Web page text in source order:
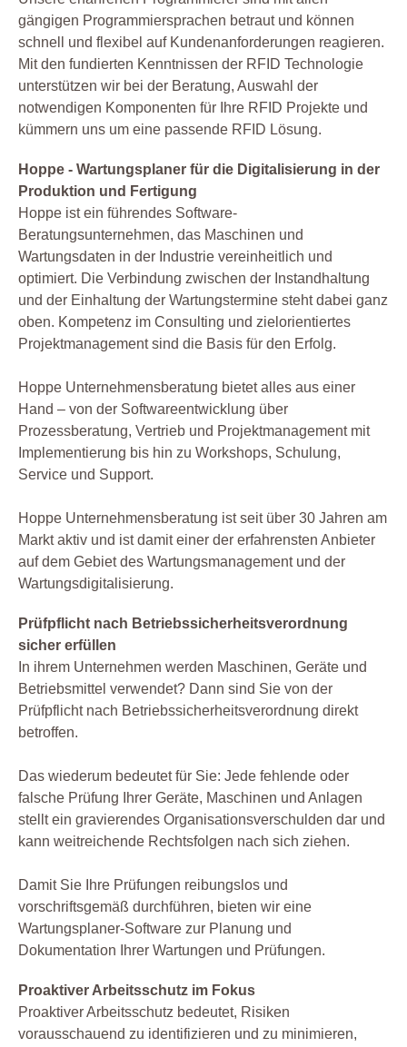
gängigen Programmiersprachen betraut und können
schnell und flexibel auf Kundenanforderungen reagieren.
Mit den fundierten Kenntnissen der RFID Technologie
unterstützen wir bei der Beratung, Auswahl der
notwendigen Komponenten für Ihre RFID Projekte und
kümmern uns um eine passende RFID Lösung.
Hoppe - Wartungsplaner für die Digitalisierung in der
Produktion und Fertigung
Hoppe ist ein führendes Software-
Beratungsunternehmen, das Maschinen und
Wartungsdaten in der Industrie vereinheitlich und
optimiert. Die Verbindung zwischen der Instandhaltung
und der Einhaltung der Wartungstermine steht dabei ganz
oben. Kompetenz im Consulting und zielorientiertes
Projektmanagement sind die Basis für den Erfolg.
Hoppe Unternehmensberatung bietet alles aus einer
Hand – von der Softwareentwicklung über
Prozessberatung, Vertrieb und Projektmanagement mit
Implementierung bis hin zu Workshops, Schulung,
Service und Support.
Hoppe Unternehmensberatung ist seit über 30 Jahren am
Markt aktiv und ist damit einer der erfahrensten Anbieter
auf dem Gebiet des Wartungsmanagement und der
Wartungsdigitalisierung.
Prüfpflicht nach Betriebssicherheitsverordnung
sicher erfüllen
In ihrem Unternehmen werden Maschinen, Geräte und
Betriebsmittel verwendet? Dann sind Sie von der
Prüfpflicht nach Betriebssicherheitsverordnung direkt
betroffen.
Das wiederum bedeutet für Sie: Jede fehlende oder
falsche Prüfung Ihrer Geräte, Maschinen und Anlagen
stellt ein gravierendes Organisationsverschulden dar und
kann weitreichende Rechtsfolgen nach sich ziehen.
Damit Sie Ihre Prüfungen reibungslos und
vorschriftsgemäß durchführen, bieten wir eine
Wartungsplaner-Software zur Planung und
Dokumentation Ihrer Wartungen und Prüfungen.
Proaktiver Arbeitsschutz im Fokus
Proaktiver Arbeitsschutz bedeutet, Risiken
vorausschauend zu identifizieren und zu minimieren,